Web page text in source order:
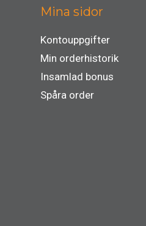
Mina sidor
Kontouppgifter
Min orderhistorik
Insamlad bonus
Spåra order